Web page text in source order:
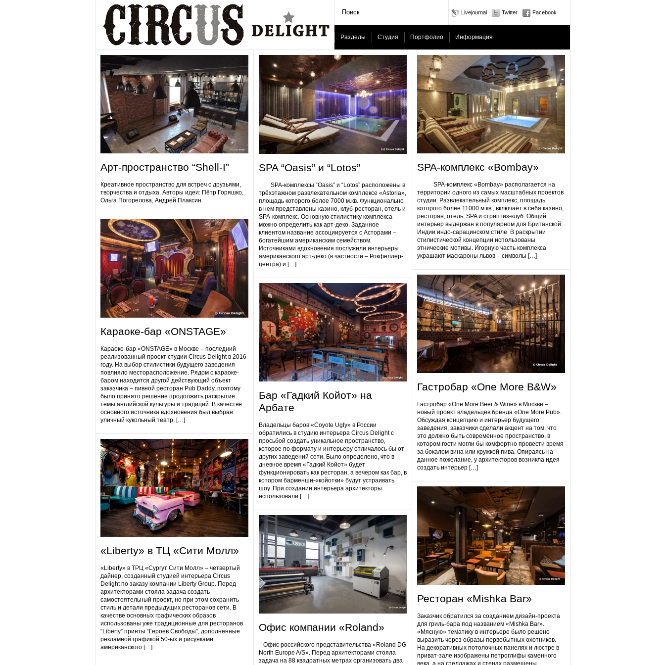
Livejournal Twitter Facebook
Разделы Студия Портфолио Информация
Арт-пространство “Shell-I”
Креативное пространство для встреч с друзьями,
творчества и отдыха. Авторы идеи: Пётр Горяшко,
Ольга Погорелова, Андрей Плаксин.
Караоке-бар «ONSTAGE»
Караоке-бар «ONSTAGE» в Москве – последний
реализованный проект студии Circus Delight в 2016
году. На выбор стилистики будущего заведения
повлияло месторасположение. Рядом с караоке-
баром находится другой действующий объект
заказчика – пивной ресторан Pub Daddy​, поэтому
было принято решение продолжить раскрытие
темы английской культуры и традиций. В качестве
основного источника вдохновения был выбран
уличный кукольный театр, […]
«Liberty» в ТЦ «Сити Молл»
«Liberty» в ТРЦ «Сургут Сити Молл» – четвертый
дайнер, созданный студией интерьера Circus
Delight по заказу компании Liberty Group. Перед
архитекторами стояла задача создать
самостоятельный проект, но при этом сохранить
стиль и детали предыдущих ресторанов сети. В
качестве основных графических образов
использованы уже традиционные для ресторанов
“Liberty” принты “Героев Свободы”, дополненные
рекламной графикой 50-ых и рисунками
американского […]
SPA “Oasis” и “Lotos”
SPA-комплексы “Oasis” и “Lotos” расположены в
трёхэтажном развлекательном комплексе «Astoria»,
площадь которого более 7000 м.кв. Функционально
в нем представлены казино, клуб-ресторан, отель и
SPA-комплекс. Основную стилистику комплекса
можно определить как арт-деко. Заданное
клиентом название ассоциируется с Асторами –
богатейшим американским семейством.
Источниками вдохновения послужили интерьеры
американского арт-деко (в частности – Рокфеллер-
центра) и […]
Бар «Гадкий Койот» на
Арбате
Владельцы баров «Coyote Ugly» в России
обратились в студию интерьера Circus Delight с
просьбой создать уникальное пространство,
которое по формату и интерьеру отличалось бы от
других заведений сети. Было определено, что в
дневное время «Гадкий Койот» будет
функционировать как ресторан, а вечером как бар, в
котором барменши-«койотки» будут устраивать
шоу. При создании интерьера архитекторы
использовали […]
Офис компании «Roland»
Офис российского представительства «Roland DG
North Europe A/S». Перед архитекторами стояла
задача на 88 квадратных метрах организовать два
SPA-комплекс «Bombay»
SPA-комплекс «Bombay» располагается на
территории одного из самых масштабных проектов
студии. Развлекательный комплекс, площадь
которого более 11000 м.кв., включает в себя казино,
ресторан, отель, SPA и стриптиз-клуб. Общий
интерьер выдержан в популярном для Британской
Индии индо-сарацинском стиле. В раскрытии
стилистической концепции использованы
этнические мотивы. Игорную часть комплекса
украшают маскароны львов – символы […]
Гастробap «One More B&W»
Гастробap «One More Beer & Wine» в Москве –
новый проект владельцев бренда «One More Pub».
Обсуждая концепцию и интерьер будущего
заведения, заказчики сделали акцент на том, что
это должно быть современное пространство, в
котором гости могли бы комфортно провести время
за бокалом вина или кружкой пива. Опираясь на
данное пожелание, у архитекторов возникла идея
создать интерьер […]
Ресторан «Mishka Bar»
Заказчик обратился за созданием дизайн-проекта
для гриль-бара под названием «Mishka Bar».
«Мясную» тематику в интерьере было решено
выразить через образы первобытных охотников.
На декоративных потолочных панелях и люстре в
приват-зале изображены петроглифы каменного
века, а на стеллажах и стенах размещены